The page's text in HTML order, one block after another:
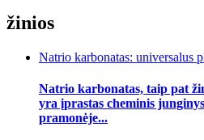
žinios
Natrio karbonatas: universalus
Natrio karbonatas, taip pat
yra įprastas cheminis
pramonėje...